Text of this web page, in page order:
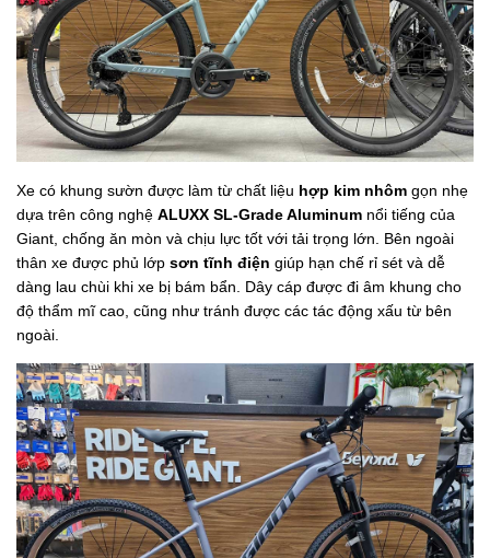
Xe có khung sườn được làm từ chất liệu hợp kim nhôm gọn nhẹ
dựa trên công nghệ ALUXX SL-Grade Aluminum nổi tiếng của
Giant, chống ăn mòn và chịu lực tốt với tải trọng lớn. Bên ngoài
thân xe được phủ lớp sơn tĩnh điện giúp hạn chế rỉ sét và dễ
dàng lau chùi khi xe bị bám bẩn. Dây cáp được đi âm khung cho
độ thẩm mĩ cao, cũng như tránh được các tác động xấu từ bên
ngoài.